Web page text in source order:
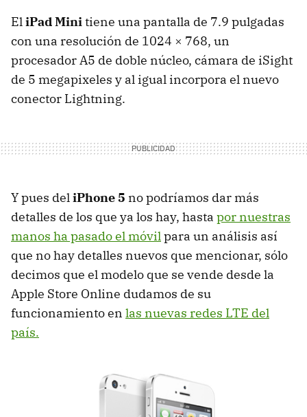
EliPad Minitiene una pantalla de 7.9 pulgadas
con una resolución de 1024 × 768, un
procesador A5 de doble núcleo, cámara de iSight
de 5 megapixeles y al igual incorpora el nuevo
conector Lightning.
Y pues deliPhone 5 no podríamos dar más
detalles de los que ya los hay, hasta por nuestras
manos ha pasado el móvilpara un análisis así
que no hay detalles nuevos que mencionar, sólo
decimos que el modelo que se vende desde la
Apple Store Online dudamos de su
funcionamiento en las nuevas redes LTE del
país.